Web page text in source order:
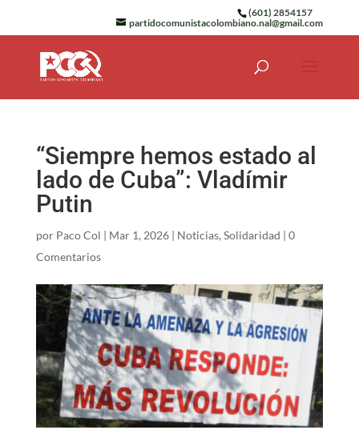
(601) 2854157
partidocomunistacolombiano.nal@gmail.com
“Siempre hemos estado al
lado de Cuba”: Vladímir
Putin
por Paco Col | Mar 1, 2026| Noticias, Solidaridad | 0
Comentarios